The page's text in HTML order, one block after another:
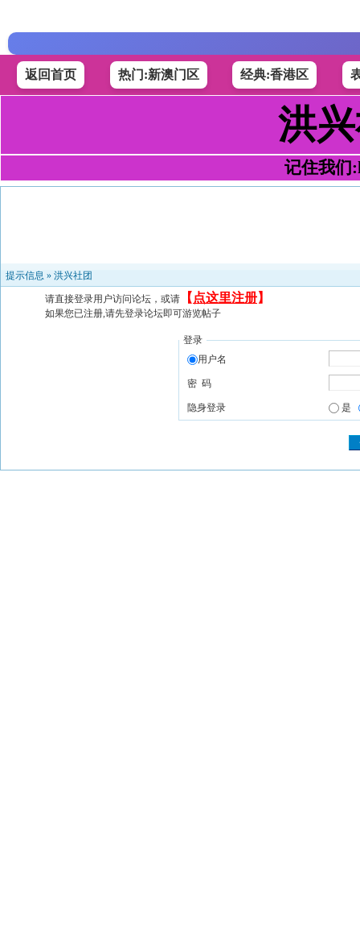
返回首页 热门:新澳门区 经典:香港区
洪
记住我们
提示信息 » 洪兴社团
请直接登录用户访问论坛，或请 【 点这里注册】
如果您已注册,请先登录论坛即可游览帖子
登录
用户名
密 码
隐身登录 是